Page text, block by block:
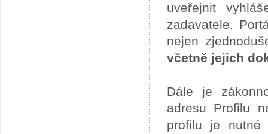
uveřejnit
zadavatele.
nejen
včetně jejich
Dále je
adresu Profilu
profilu je nutné